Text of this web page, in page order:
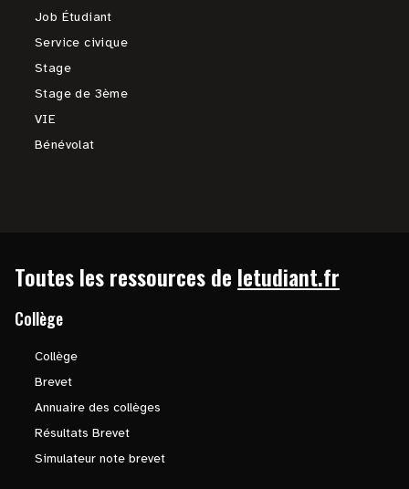
Job Étudiant
Service civique
Stage
Stage de 3ème
VIE
Bénévolat
Toutes les ressources de letudiant.fr
Collège
Collège
Brevet
Annuaire des collèges
Résultats Brevet
Simulateur note brevet